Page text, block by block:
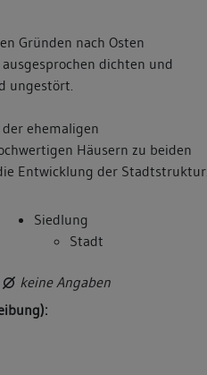
Gründen nach Osten
dichten und
ungestört.
ehemaligen
Häusern zu beiden
Entwicklung der Stadtstruktur.
Siedlung
Stadt
keine Angaben